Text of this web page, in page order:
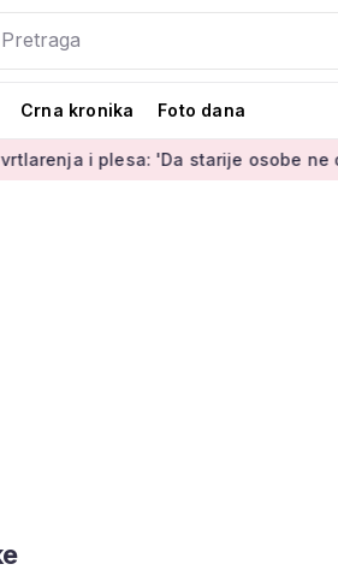
Crna kronika Foto dana
'Da starije osobe ne ostavimo